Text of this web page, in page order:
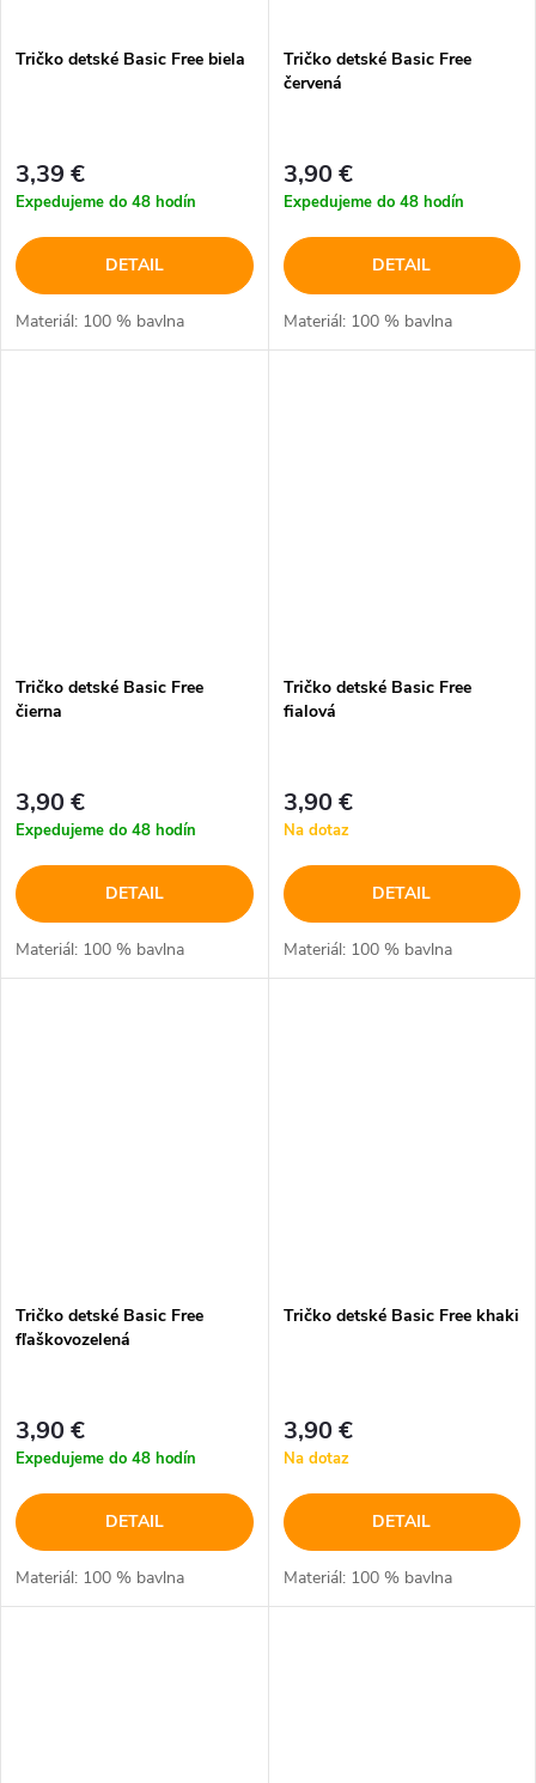
Tričko detské Basic Free biela
3,39 €
Expedujeme do 48 hodín
DETAIL
Materiál: 100 % bavlna
Tričko detské Basic Free
červená
3,90 €
Expedujeme do 48 hodín
DETAIL
Materiál: 100 % bavlna
Tričko detské Basic Free
čierna
3,90 €
Expedujeme do 48 hodín
DETAIL
Materiál: 100 % bavlna
Tričko detské Basic Free
fialová
3,90 €
Na dotaz
DETAIL
Materiál: 100 % bavlna
Tričko detské Basic Free
fľaškovozelená
3,90 €
Expedujeme do 48 hodín
DETAIL
Materiál: 100 % bavlna
Tričko detské Basic Free khaki
3,90 €
Na dotaz
DETAIL
Materiál: 100 % bavlna